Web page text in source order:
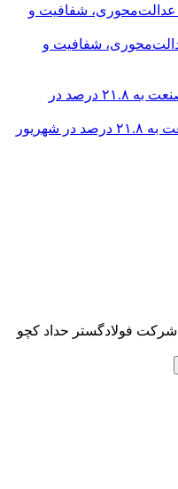
تأکید بر عدالت‌محوری، شفافیت و
افزایش تورم تولیدکننده در صنعت به ۲۱.۸ درصد در شهریور
فولادگستر حداد کچو